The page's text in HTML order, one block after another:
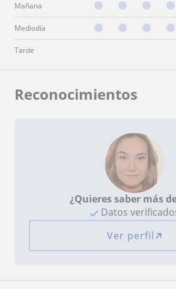
Mañana
Mediodía
Tarde
Reconocimientos
¿Quieres saber más
Datos
Ver perfil